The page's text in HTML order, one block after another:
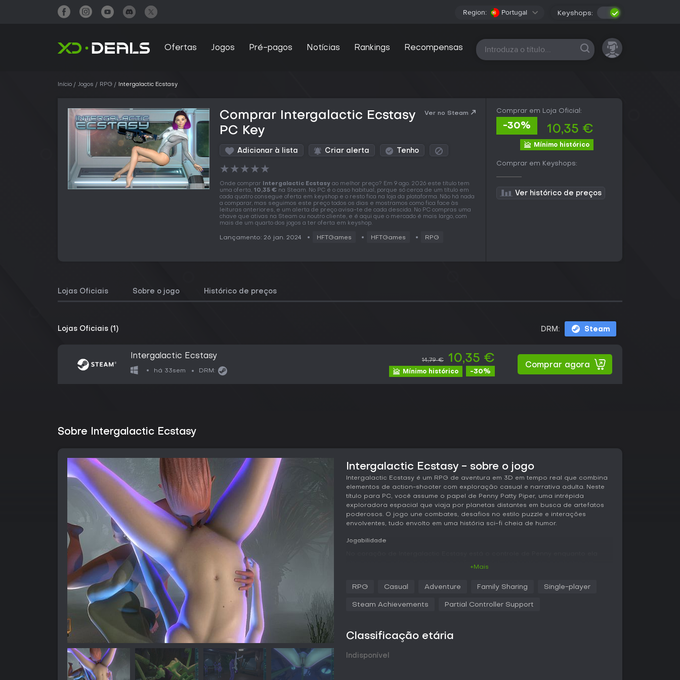
Region: Portugal Keyshops:
Ofertas Jogos Pré-pagos Notícias Rankings Recompensas Todas as plataformas
Início Jogos RPG Intergalactic Ecstasy
Comprar Intergalactic Ecstasy
PC Key
Ver no Steam
Adicionar à lista Criar alerta Tenho
★★★★★
Onde comprar Intergalactic Ecstasy ao melhor preço? Em 9 ago. 2026 este título tem
uma oferta, 10,35 € na Steam. No PC é o caso habitual, porque só cerca de um título em
cada quatro consegue oferta em keyshop e o resto fica na loja da plataforma. Não há nada
a comparar, mas seguimos este preço todos os dias e mostramos como fica face às
leituras anteriores, e um alerta de preço avisa-te de cada descida. No PC compras uma
chave que ativas na Steam ou noutro cliente, e é aqui que o mercado é mais largo, com
mais de um quarto dos jogos a ter oferta em keyshop.
Lançamento: 26 jan. 2024 HFTGames HFTGames RPG
Comprar em Loja Oficial:
-30% 10,35 €
Mínimo histórico
Comprar em Keyshops:
Ver histórico de preços
Lojas Oficiais Sobre o jogo Histórico de preços
Lojas Oficiais (1) DRM: Steam
Intergalactic Ecstasy
há 33sem DRM:
14,79 € 10,35 €
Mínimo histórico -30%
Comprar agora
Sobre Intergalactic Ecstasy
Intergalactic Ecstasy - sobre o jogo
Intergalactic Ecstasy é um RPG de aventura em 3D em tempo real que combina
elementos de action-shooter com exploração casual e narrativa adulta. Neste
título para PC, você assume o papel de Penny Patty Piper, uma intrépida
exploradora espacial que viaja por planetas distantes em busca de artefatos
poderosos. O jogo une combates, desafios no estilo puzzle e interações
envolventes, tudo envolto em uma história sci-fi cheia de humor.
Jogabilidade
essencial, com planetas repletos de ambientes diversificados para coletar
ousados para obter as cinco Erotesian Stones, que se integram diretamente ao
jogabilidade equilibra lutas, avanço da história e momentos íntimos, resultando
+Mais
RPG Casual Adventure Family Sharing Single-player
Steam Achievements Partial Controller Support
Classificação etária
Indisponível